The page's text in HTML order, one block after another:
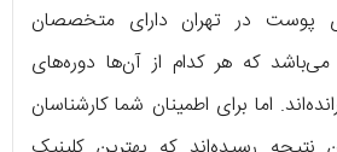
پوست در تهران دارای متخصصان
که هر کدام از آن‌ها دوره‌های
اما برای اطمینان شما کارشناسان